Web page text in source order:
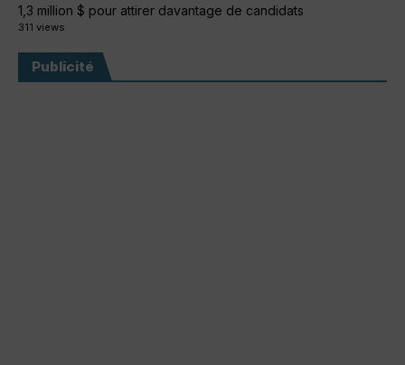
1,3 million $ pour attirer davantage de candidats
311 views
Publicité